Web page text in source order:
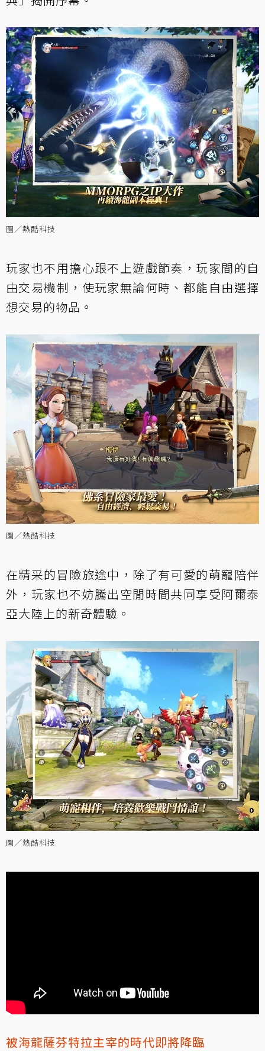
圖／熱酷科技
玩家也不用擔心跟不上遊戲節奏，玩家間的自
由交易機制，使玩家無論何時、都能自由選擇
想交易的物品。
圖／熱酷科技
在精采的冒險旅途中，除了有可愛的萌寵陪伴
外，玩家也不妨騰出空閒時間共同享受阿爾泰
亞大陸上的新奇體驗。
圖／熱酷科技
被海龍薩芬特拉主宰的時代即將降臨